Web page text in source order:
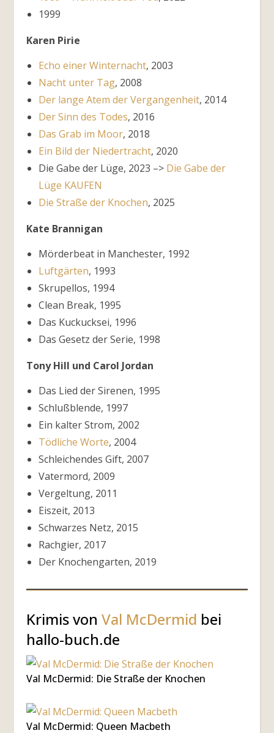
1999
Karen Pirie
Echo einer Winternacht, 2003
Nacht unter Tag, 2008
Der lange Atem der Vergangenheit, 2014
Der Sinn des Todes, 2016
Das Grab im Moor, 2018
Ein Bild der Niedertracht, 2020
Die Gabe der Lüge, 2023 –> Die Gabe der
Lüge KAUFEN
Die Straße der Knochen, 2025
Kate Brannigan
Mörderbeat in Manchester, 1992
Luftgärten, 1993
Skrupellos, 1994
Clean Break, 1995
Das Kuckucksei, 1996
Das Gesetz der Serie, 1998
Tony Hill und Carol Jordan
Das Lied der Sirenen, 1995
Schlußblende, 1997
Ein kalter Strom, 2002
Tödliche Worte, 2004
Schleichendes Gift, 2007
Vatermord, 2009
Vergeltung, 2011
Eiszeit, 2013
Schwarzes Netz, 2015
Rachgier, 2017
Der Knochengarten, 2019
Krimis von Val McDermid bei
hallo-buch.de
Val McDermid: Die Straße der Knochen
Val McDermid: Queen Macbeth